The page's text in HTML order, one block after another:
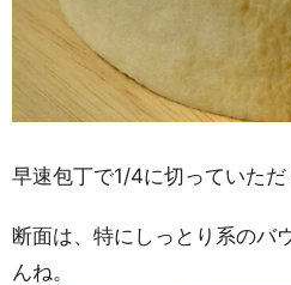
早速包丁で1/4に切っていただ
断面は、特にしっとり系のバ
んね。